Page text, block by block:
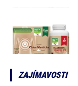
ZAJÍMAVOSTI